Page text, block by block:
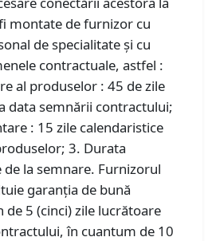
montate de furnizor cu
de specialitate și cu
contractuale, astfel :
al produselor : 45 de zile
data semnării contractului;
: 15 zile calendaristice
3. Durata
la semnare. Furnizorul
garanția de bună
de 5 (cinci) zile lucrătoare
în cuantum de 10